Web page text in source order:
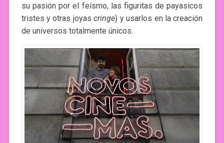
su pasión por el feísmo, las figuritas de payasicos
tristes y otras joyascringe) y usarlos en la creación
de universos totalmente únicos.